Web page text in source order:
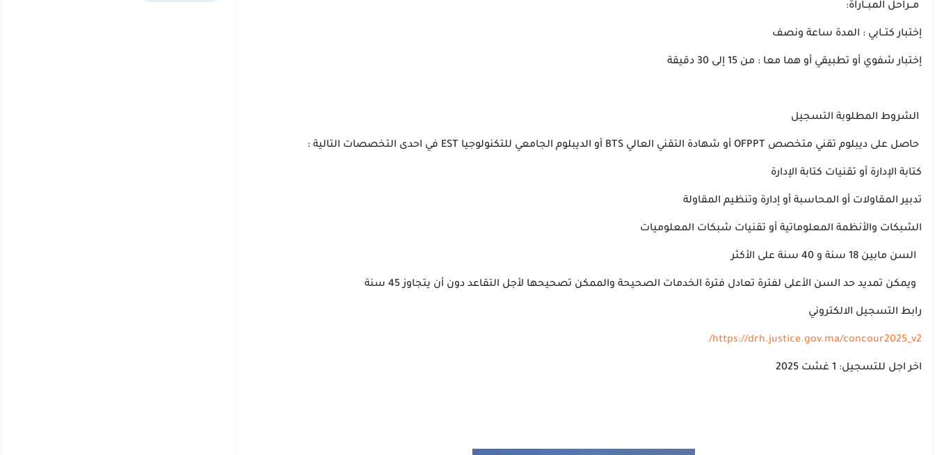
مــراحل المبــاراة:
إختبار كتــابي : المدة ساعة ونصف
إختبار شفوي أو تطبيقي أو هما معا : من 15 إلى 30 دقيقة
الشروط المطلوبة التسجيل
حاصل على ديبلوم تقني متخصص OFPPT أو شهادة التقني العالي BTS أو الديبلوم الجامعي للتكنولوجيا EST في احدى التخصصات التالية :
كتابة الإدارة أو تقنيات كتابة الإدارة
تدبير المقاولات أو المحاسبة أو إدارة وتنظيم المقاولة
الشبكات والأنظمة المعلوماتية أو تقنيات شبكات المعلوميات
السن مابين 18 سنة و 40 سنة على الأكثر
ويمكن تمديد حد السن الأعلى لفترة تعادل فترة الخدمات الصحيحة والممكن تصحيحها لأجل التقاعد دون أن يتجاوز 45 سنة
رابط التسجيل الالكتروني
https://drh.justice.gov.ma/concour2025_v2/
اخر اجل للتسجيل: 1 غشت 2025